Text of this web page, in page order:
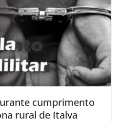
cumprimento
rural de Italva